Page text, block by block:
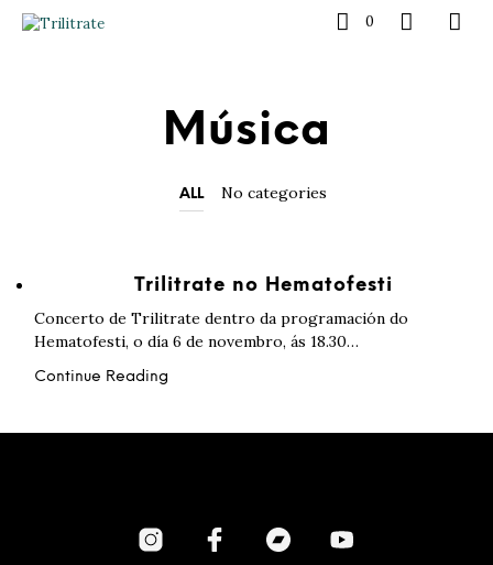
0
Música
ALL No categories
Trilitrate no Hematofesti
Concerto de Trilitrate dentro da programación do
Hematofesti, o día 6 de novembro, ás 18.30…
Continue Reading